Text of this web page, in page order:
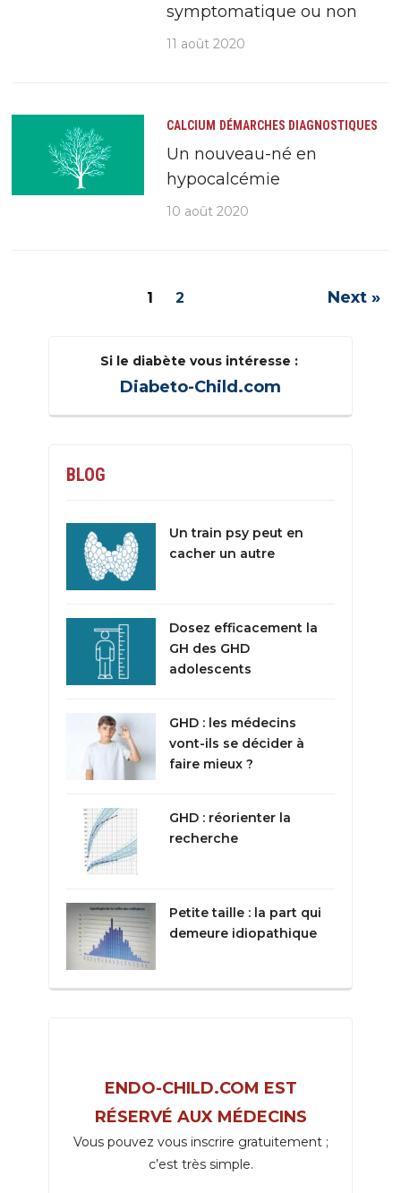
symptomatique ou non
11 août 2020
CALCIUM DÉMARCHES DIAGNOSTIQUES
Un nouveau-né en
hypocalcémie
10 août 2020
1 2 Next »
Si le diabète vous intéresse :
Diabeto-Child.com
BLOG
Un train psy peut en
cacher un autre
Dosez efficacement la
GH des GHD
adolescents
GHD : les médecins
vont-ils se décider à
faire mieux ?
GHD : réorienter la
recherche
Petite taille : la part qui
demeure idiopathique
ENDO-CHILD.COM EST
RÉSERVÉ AUX MÉDECINS
Vous pouvez vous inscrire gratuitement ;
c’est très simple.